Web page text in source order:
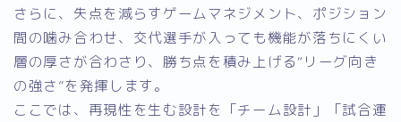
さらに、失点を減らすゲームマネジメント、ポジション
間の噛み合わせ、交代選手が入っても機能が落ちにくい
層の厚さが合わさり、勝ち点を積み上げる“リーグ向き
の強さ”を発揮します。
ここでは、再現性を生む設計を「チーム設計」「試合運